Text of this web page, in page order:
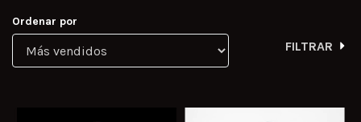
Ordenar por
FILTRAR